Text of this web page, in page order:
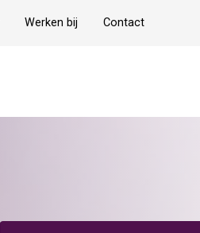
Werken bij Contact